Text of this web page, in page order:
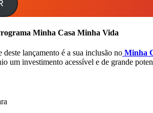
Minha Casa Minha Vida
lançamento é a sua inclusão no Minha
um investimento acessível e de grande